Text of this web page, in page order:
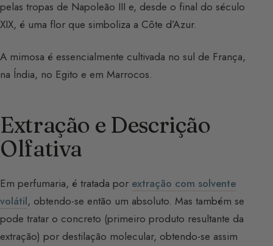
pelas tropas de Napoleão III e, desde o final do século
XIX, é uma flor que simboliza a Côte d’Azur.
A mimosa é essencialmente cultivada no sul de França,
na Índia, no Egito e em Marrocos.
Extração e Descrição
Olfativa
Em perfumaria, é tratada por extração com solvente
volátil, obtendo-se então um absoluto. Mas também se
pode tratar o concreto (primeiro produto resultante da
extração) por destilação molecular, obtendo-se assim